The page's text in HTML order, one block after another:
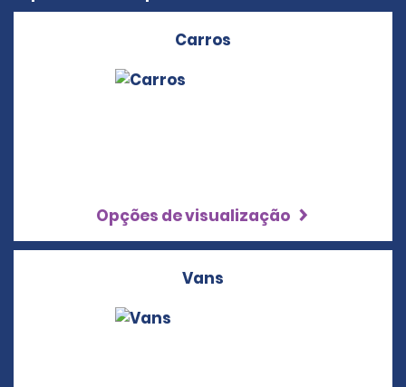
Carros
Opções de visualização
Vans